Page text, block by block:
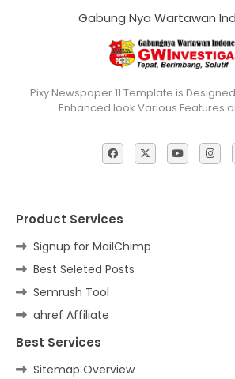
Gabung Nya Wartawan
Pixy Newspaper 11 Template is
Enhanced look Various Features
Product Services
Signup for MailChimp
Best Seleted Posts
Semrush Tool
ahref Affiliate
Best Services
Sitemap Overview